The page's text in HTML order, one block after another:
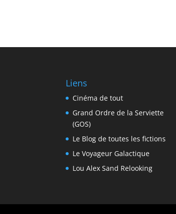
Liens
Cinéma de tout
Grand Ordre de la Serviette
(GOS)
Le Blog de toutes les fictions
Le Voyageur Galactique
Lou Alex Sand Relooking